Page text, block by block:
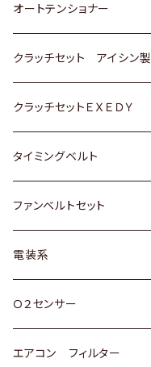
スバル
三菱
スバル
三菱
スバル
いすゞ
ダイハツ
マツダ
三菱
スバル
日野
GOLF
ＷＡＧＥＮ
アストロ（シボレー）
クライスラー
ＷＡＧＥＮ
ＶＯＬＶＯ
ホンダ
スズキ
日産
ダイハツ
マツダ
三菱
スバル
スズキ
ダイハツ
日産
ホンダ
マツダ
オートテンショナー
トヨタ
クラッチセット アイシン製
ホンダ
スズキ
ダイハツ
マツダ
三菱
スバル
クラッチセットＥＸＥＤＹ
ホンダ
スズキ
日産
ダイハツ
マツダ
タイミングベルト
トヨタ
スズキ
ダイハツ
三菱
ファンベルトセット
トヨタ
ホンダ
スズキ
電装系
Ｏ２センサー
トヨタ
エアコン フィルター